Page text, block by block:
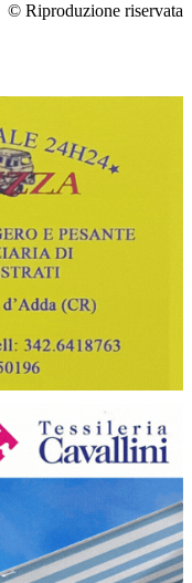
© Riproduzione riservata